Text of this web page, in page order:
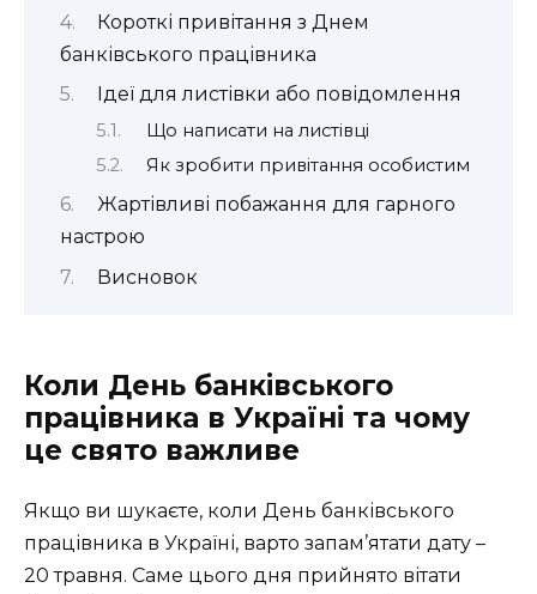
Короткі привітання з Днем
банківського працівника
Ідеї для листівки або повідомлення
Що написати на листівці
Як зробити привітання особистим
Жартівливі побажання для гарного
настрою
Висновок
Коли День банківського
працівника в Україні та чому
це свято важливе
Якщо ви шукаєте, коли День банківського
працівника в Україні, варто запам’ятати дату –
20 травня. Саме цього дня прийнято вітати